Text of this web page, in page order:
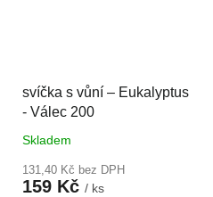
svíčka s vůní – Eukalyptus
- Válec 200
Skladem
131,40 Kč bez DPH
159 Kč / ks